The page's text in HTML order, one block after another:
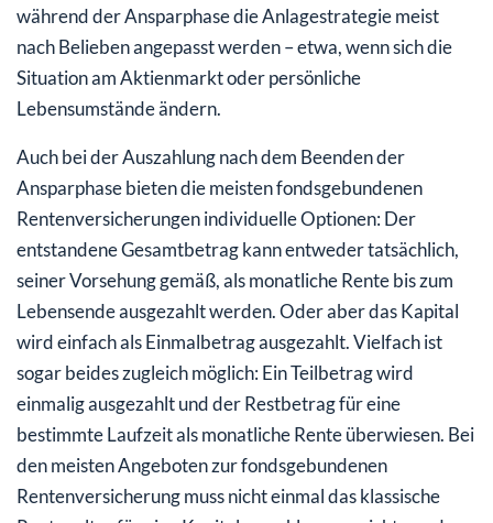
während der Ansparphase die Anlagestrategie meist
nach Belieben angepasst werden – etwa, wenn sich die
Situation am Aktienmarkt oder persönliche
Lebensumstände ändern.
Auch bei der Auszahlung nach dem Beenden der
Ansparphase bieten die meisten fondsgebundenen
Rentenversicherungen individuelle Optionen: Der
entstandene Gesamtbetrag kann entweder tatsächlich,
seiner Vorsehung gemäß, als monatliche Rente bis zum
Lebensende ausgezahlt werden. Oder aber das Kapital
wird einfach als Einmalbetrag ausgezahlt. Vielfach ist
sogar beides zugleich möglich: Ein Teilbetrag wird
einmalig ausgezahlt und der Restbetrag für eine
bestimmte Laufzeit als monatliche Rente überwiesen. Bei
den meisten Angeboten zur fondsgebundenen
Rentenversicherung muss nicht einmal das klassische